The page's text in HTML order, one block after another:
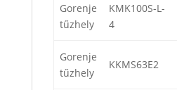
Gorenje
tűzhely
KMK100S-L-
4
Gorenje
tűzhely
KKMS63E2